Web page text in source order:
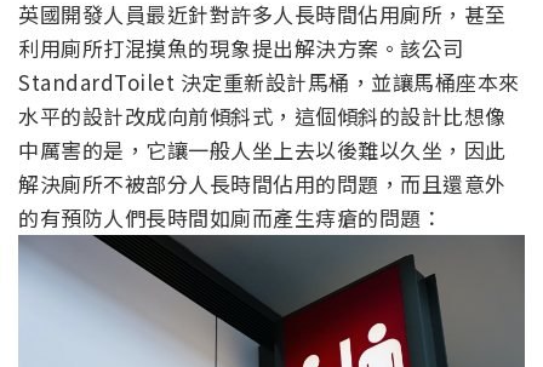
英國開發人員最近針對許多人長時間佔用廁所，甚至
利用廁所打混摸魚的現象提出解決方案。該公司
StandardToilet 決定重新設計馬桶，並讓馬桶座本來
水平的設計改成向前傾斜式，這個傾斜的設計比想像
中厲害的是，它讓一般人坐上去以後難以久坐，因此
解決廁所不被部分人長時間佔用的問題，而且還意外
的有預防人們長時間如廁而產生痔瘡的問題：